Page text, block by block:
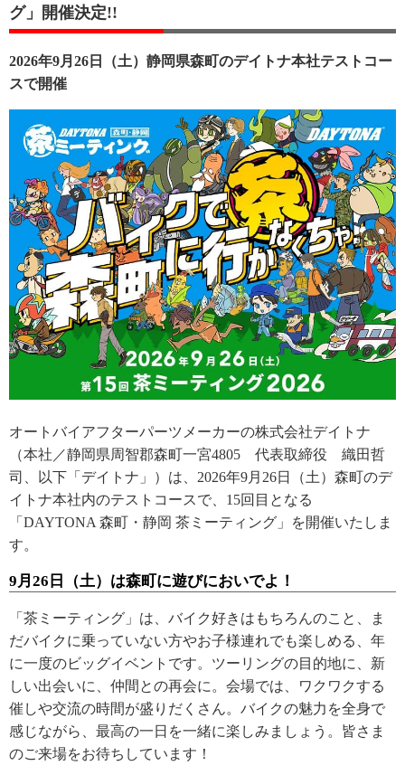
グ」開催決定!!
2026年9月26日（土）静岡県森町のデイトナ本社テストコー
スで開催
オートバイアフターパーツメーカーの株式会社デイトナ
（本社／静岡県周智郡森町一宮4805 代表取締役 織田哲
司、以下「デイトナ」）は、2026年9月26日（土）森町のデ
イトナ本社内のテストコースで、15回目となる
「DAYTONA 森町・静岡 茶ミーティング」を開催いたしま
す。
9月26日（土）は森町に遊びにおいでよ！
「茶ミーティング」は、バイク好きはもちろんのこと、ま
だバイクに乗っていない方やお子様連れでも楽しめる、年
に一度のビッグイベントです。ツーリングの目的地に、新
しい出会いに、仲間との再会に。会場では、ワクワクする
催しや交流の時間が盛りだくさん。バイクの魅力を全身で
感じながら、最高の一日を一緒に楽しみましょう。皆さま
のご来場をお待ちしています！